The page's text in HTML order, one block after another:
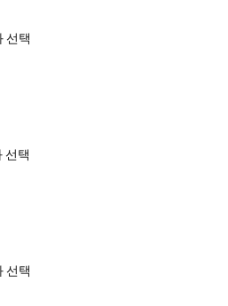
선택
선택
선택